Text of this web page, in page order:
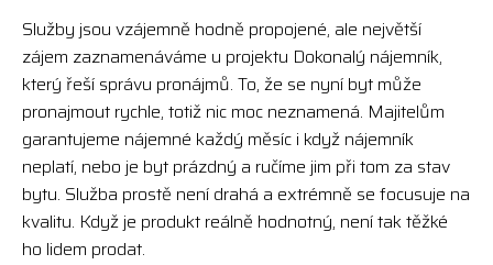
Služby jsou vzájemně hodně propojené, ale největší
zájem zaznamenáváme u projektu Dokonalý nájemník,
který řeší správu pronájmů. To, že se nyní byt může
pronajmout rychle, totiž nic moc neznamená. Majitelům
garantujeme nájemné každý měsíc i když nájemník
neplatí, nebo je byt prázdný a ručíme jim při tom za stav
bytu. Služba prostě není drahá a extrémně se focusuje na
kvalitu. Když je produkt reálně hodnotný, není tak těžké
ho lidem prodat.